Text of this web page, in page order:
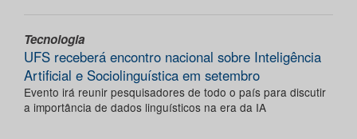
Tecnologia
UFS receberá encontro nacional sobre Inteligência
Artificial e Sociolinguística em setembro
Evento irá reunir pesquisadores de todo o país para discutir
a importância de dados linguísticos na era da IA